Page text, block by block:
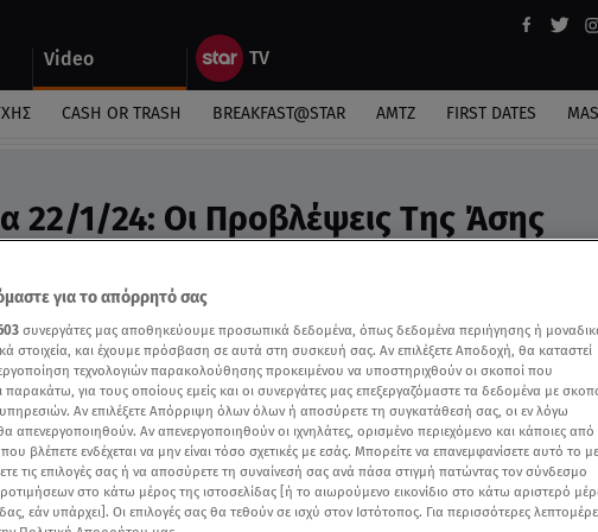
Video
CASH OR TRASH BREAKFAST@STAR ΑΜΤΖ FIRST DATES
22/1/24: Οι Προβλέψεις Tης Άσης
της Άσης Μπήλιου στο Breakfast@Star
για το απόρρητό σας
συνεργάτες μας αποθηκεύουμε προσωπικά δεδομένα, όπως δεδομένα περιήγησης ή
στοιχεία, και έχουμε πρόσβαση σε αυτά στη συσκευή σας. Αν επιλέξετε Αποδοχή, θα καταστεί
τεχνολογιών παρακολούθησης προκειμένου να υποστηριχθούν οι σκοποί που
παρακάτω, για τους οποίους εμείς και οι συνεργάτες μας επεξεργαζόμαστε τα δεδομένα με
Αν επιλέξετε Απόρριψη όλων όλων ή αποσύρετε τη συγκατάθεσή σας, οι εν λόγω
απενεργοποιηθούν. Αν απενεργοποιηθούν οι ιχνηλάτες, ορισμένο περιεχόμενο και κάποιες από
βλέπετε ενδέχεται να μην είναι τόσο σχετικές με εσάς. Μπορείτε να επανεμφανίσετε αυτό το
τις επιλογές σας ή να αποσύρετε τη συναίνεσή σας ανά πάσα στιγμή πατώντας τον σύνδεσμο
στο κάτω μέρος της ιστοσελίδας [ή το αιωρούμενο εικονίδιο στο κάτω αριστερό
εάν υπάρχει]. Οι επιλογές σας θα τεθούν σε ισχύ στον Ιστότοπος. Για περισσότερες